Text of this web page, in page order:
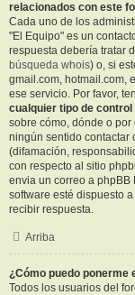
relacionados con este
Cada uno de los
"El Equipo" es un
respuesta debería tratar
búsqueda whois) o, si
gmail.com, hotmail.com,
ese servicio. Por favor,
cualquier tipo de control
sobre cómo, dónde o
ningún sentido contactar
(difamación,
con respecto al sitio
envia un correo a phpBB
software esté dispuesto
recibir respuesta.
Arriba
¿Cómo puedo ponerme
Todos los usuarios del